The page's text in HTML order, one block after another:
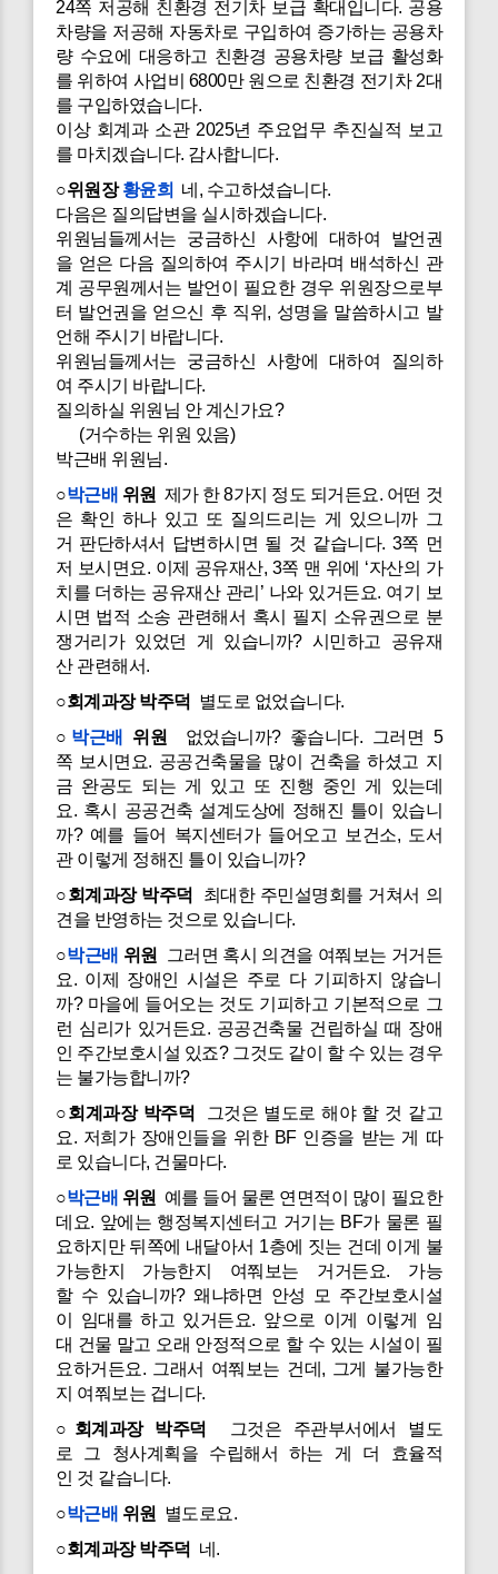
24쪽 저공해 친환경 전기차 보급 확대입니다. 공용
차량을 저공해 자동차로 구입하여 증가하는 공용차
량 수요에 대응하고 친환경 공용차량 보급 활성화
를 위하여 사업비 6800만 원으로 친환경 전기차 2대
를 구입하였습니다.
이상 회계과 소관 2025년 주요업무 추진실적 보고
를 마치겠습니다. 감사합니다.
○위원장황윤희
네, 수고하셨습니다.
다음은 질의답변을 실시하겠습니다.
위원님들께서는 궁금하신 사항에 대하여 발언권
을 얻은 다음 질의하여 주시기 바라며 배석하신 관
계 공무원께서는 발언이 필요한 경우 위원장으로부
터 발언권을 얻으신 후 직위, 성명을 말씀하시고 발
언해 주시기 바랍니다.
위원님들께서는 궁금하신 사항에 대하여 질의하
여 주시기 바랍니다.
질의하실 위원님 안 계신가요?
(거수하는 위원 있음)
박근배 위원님.
○박근배 위원 제가 한 8가지 정도 되거든요. 어떤 것
은 확인 하나 있고 또 질의드리는 게 있으니까 그
거 판단하셔서 답변하시면 될 것 같습니다. 3쪽 먼
저 보시면요. 이제 공유재산, 3쪽 맨 위에 ‘자산의 가
치를 더하는 공유재산 관리’ 나와 있거든요. 여기 보
시면 법적 소송 관련해서 혹시 필지 소유권으로 분
쟁거리가 있었던 게 있습니까? 시민하고 공유재
산 관련해서.
○회계과장 박주덕 별도로 없었습니다.
○ 박근배 위원
없었습니까? 좋습니다. 그러면 5
쪽 보시면요. 공공건축물을 많이 건축을 하셨고 지
금 완공도 되는 게 있고 또 진행 중인 게 있는데
요. 혹시 공공건축 설계도상에 정해진 틀이 있습니
까? 예를 들어 복지센터가 들어오고 보건소, 도서
관 이렇게 정해진 틀이 있습니까?
○회계과장 박주덕 최대한 주민설명회를 거쳐서 의
견을 반영하는 것으로 있습니다.
○박근배 위원
그러면 혹시 의견을 여쭤보는 거거든
요. 이제 장애인 시설은 주로 다 기피하지 않습니
까? 마을에 들어오는 것도 기피하고 기본적으로 그
런 심리가 있거든요. 공공건축물 건립하실 때 장애
인 주간보호시설 있죠? 그것도 같이 할 수 있는 경우
는 불가능합니까?
○회계과장 박주덕 그것은 별도로 해야 할 것 같고
요. 저희가 장애인들을 위한 BF 인증을 받는 게 따
로 있습니다, 건물마다.
○박근배 위원
예를 들어 물론 연면적이 많이 필요한
데요. 앞에는 행정복지센터고 거기는 BF가 물론 필
요하지만 뒤쪽에 내달아서 1층에 짓는 건데 이게 불
가능한지 가능한지 여쭤보는 거거든요. 가능
할 수 있습니까? 왜냐하면 안성 모 주간보호시설
이 임대를 하고 있거든요. 앞으로 이게 이렇게 임
대 건물 말고 오래 안정적으로 할 수 있는 시설이 필
요하거든요. 그래서 여쭤보는 건데, 그게 불가능한
지 여쭤보는 겁니다.
○회계과장 박주덕 그것은 주관부서에서 별도
로 그 청사계획을 수립해서 하는 게 더 효율적
인 것 같습니다.
○박근배 위원
별도로요.
○회계과장 박주덕 네.